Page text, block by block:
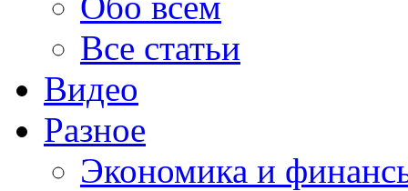
Все статьи
Видео
Разное
Экономика и